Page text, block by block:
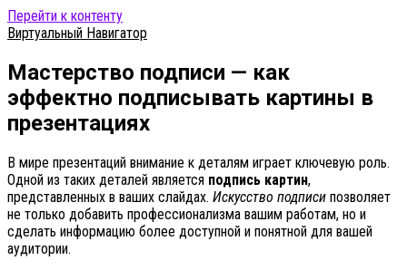
Перейти к контенту
Виртуальный Навигатор
Мастерство подписи — как
эффектно подписывать картины в
презентациях
В мире презентаций внимание к деталям играет ключевую роль.
Одной из таких деталей является подпись картин,
представленных в ваших слайдах. Искусство подписи позволяет
не только добавить профессионализма вашим работам, но и
сделать информацию более доступной и понятной для вашей
аудитории.